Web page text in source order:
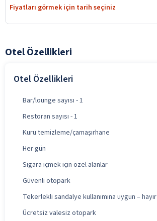
Fiyatları görmek için tarih seçiniz
Otel Özellikleri
Otel Özellikleri
Bar/lounge sayısı - 1
Restoran sayısı - 1
Kuru temizleme/çamaşırhane
Her gün
Sigara içmek için özel alanlar
Güvenli otopark
Tekerlekli sandalye kullanımına uygun – hayır
Ücretsiz valesiz otopark